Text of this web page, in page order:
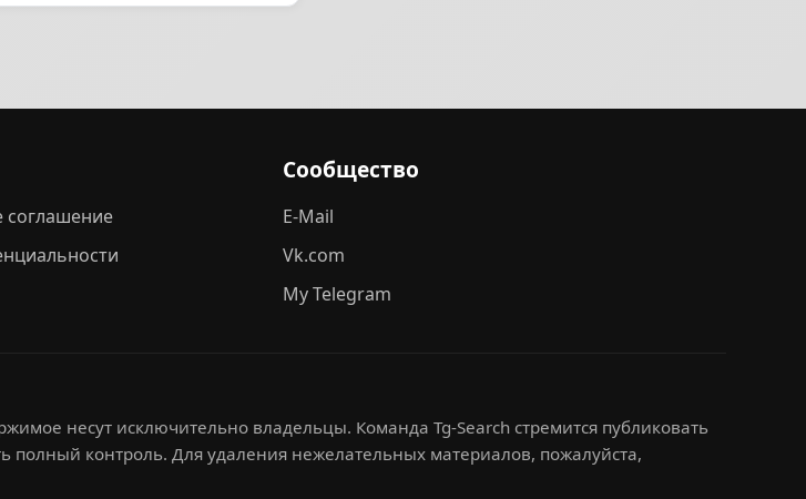
соглашение
Сообщество
E-Mail
Vk.com
My Telegram
несут исключительно владельцы. Команда Tg-Search стремится публиковать
полный контроль. Для удаления нежелательных материалов, пожалуйста,